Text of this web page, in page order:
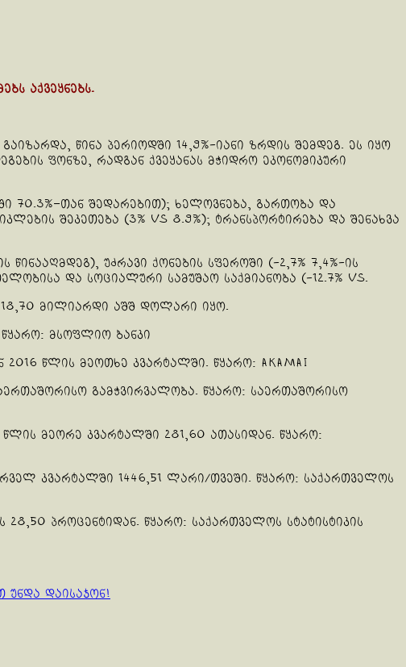
აქვეყნებს.
წინა პერიოდში 14,9%-იანი ზრდის შემდეგ. ეს იყო
ფონზე, რადგან ქვეყანას მჭიდრო ეკონომიკური
70.3%–თან შედარებით); ხელოვნება, გართობა და
შეკეთება (3% vs 8.9%); ტრანსპორტირება და შენახვა
უძრავი ქონების სფეროში (-2,7% 7,4%-ის
და სოციალური სამუშაო საქმიანობა (-12.7% vs.
18,70 მილიარდი აშშ დოლარი იყო.
წყარო: მსოფლიო ბანკი
წლის მეოთხე კვარტალში. წყარო: AKAMAI
გამჭვირვალობა. წყარო: საერთაშორისო
მეორე კვარტალში 281,60 ათასიდან. წყარო:
კვარტალში 1446,51 ლარი/თვეში. წყარო: საქართველოს
პროცენტიდან. წყარო: საქართველოს სტატისტიკის
უნდა დაისაჯონ!